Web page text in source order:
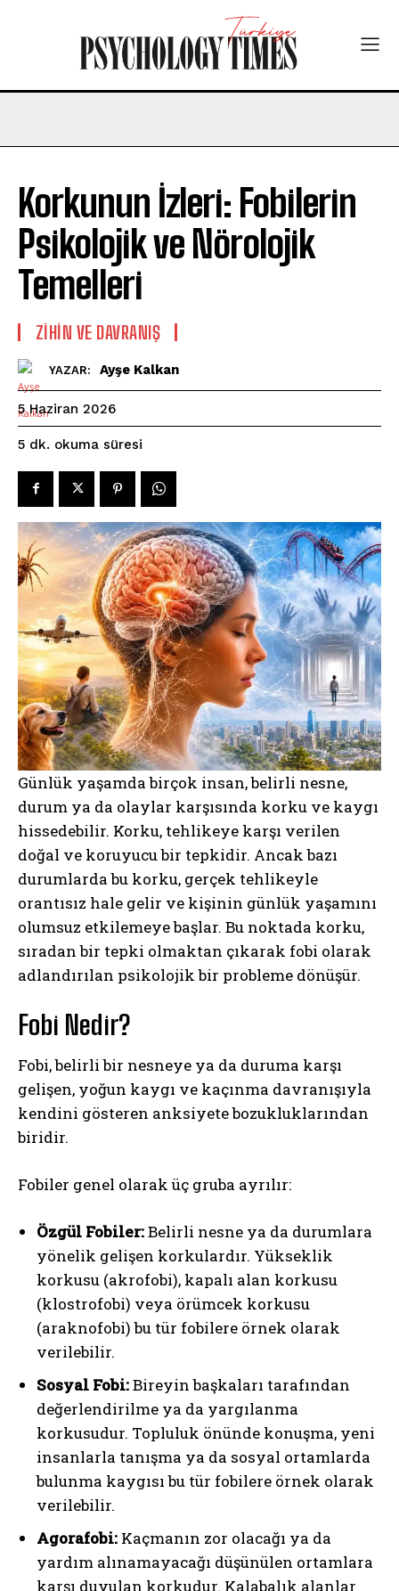
Korkunun İzleri: Fobilerin
Psikolojik ve Nörolojik
Temelleri
⁠ZIHIN VE DAVRANIŞ
YAZAR: Ayşe Kalkan
5 Haziran 2026
5 dk. okuma süresi
Günlük yaşamda birçok insan, belirli nesne,
durum ya da olaylar karşısında korku ve kaygı
hissedebilir. Korku, tehlikeye karşı verilen
doğal ve koruyucu bir tepkidir. Ancak bazı
durumlarda bu korku, gerçek tehlikeyle
orantısız hale gelir ve kişinin günlük yaşamını
olumsuz etkilemeye başlar. Bu noktada korku,
sıradan bir tepki olmaktan çıkarak fobi olarak
adlandırılan psikolojik bir probleme dönüşür.
Fobi Nedir?
Fobi, belirli bir nesneye ya da duruma karşı
gelişen, yoğun kaygı ve kaçınma davranışıyla
kendini gösteren anksiyete bozukluklarından
biridir.
Fobiler genel olarak üç gruba ayrılır:
Özgül Fobiler:Belirli nesne ya da durumlara
yönelik gelişen korkulardır. Yükseklik
korkusu (akrofobi), kapalı alan korkusu
(klostrofobi) veya örümcek korkusu
(araknofobi) bu tür fobilere örnek olarak
verilebilir.
Sosyal Fobi:Bireyin başkaları tarafından
değerlendirilme ya da yargılanma
korkusudur. Topluluk önünde konuşma, yeni
insanlarla tanışma ya da sosyal ortamlarda
bulunma kaygısı bu tür fobilere örnek olarak
verilebilir.
Agorafobi: Kaçmanın zor olacağı ya da
yardım alınamayacağı düşünülen ortamlara
karşı duyulan korkudur. Kalabalık alanlar